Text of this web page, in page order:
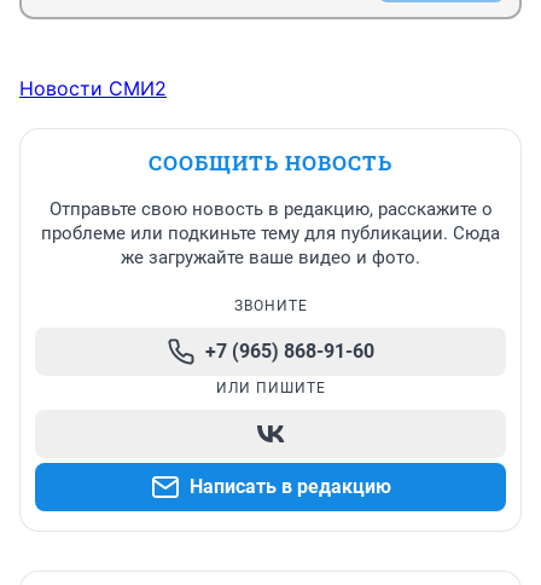
Новости СМИ2
СООБЩИТЬ НОВОСТЬ
Отправьте свою новость в редакцию, расскажите о
проблеме или подкиньте тему для публикации. Сюда
же загружайте ваше видео и фото.
ЗВОНИТЕ
+7 (965) 868-91-60
ИЛИ ПИШИТЕ
Написать в редакцию